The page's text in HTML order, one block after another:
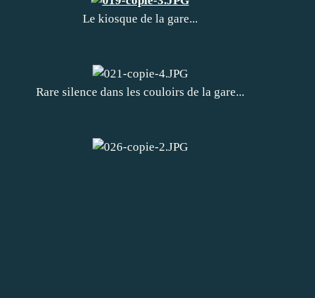
Le kiosque de la gare...
Rare silence dans les couloirs de la gare...